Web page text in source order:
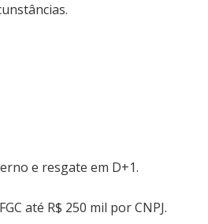
e resgate em D+1.
até R$ 250 mil por CNPJ.